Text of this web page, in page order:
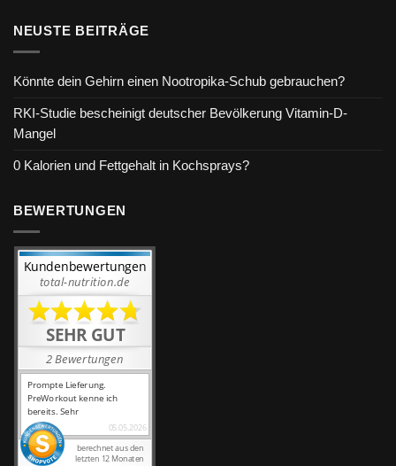
NEUSTE BEITRÄGE
Könnte dein Gehirn einen Nootropika-Schub gebrauchen?
RKI-Studie bescheinigt deutscher Bevölkerung Vitamin-D-
Mangel
0 Kalorien und Fettgehalt in Kochsprays?
BEWERTUNGEN